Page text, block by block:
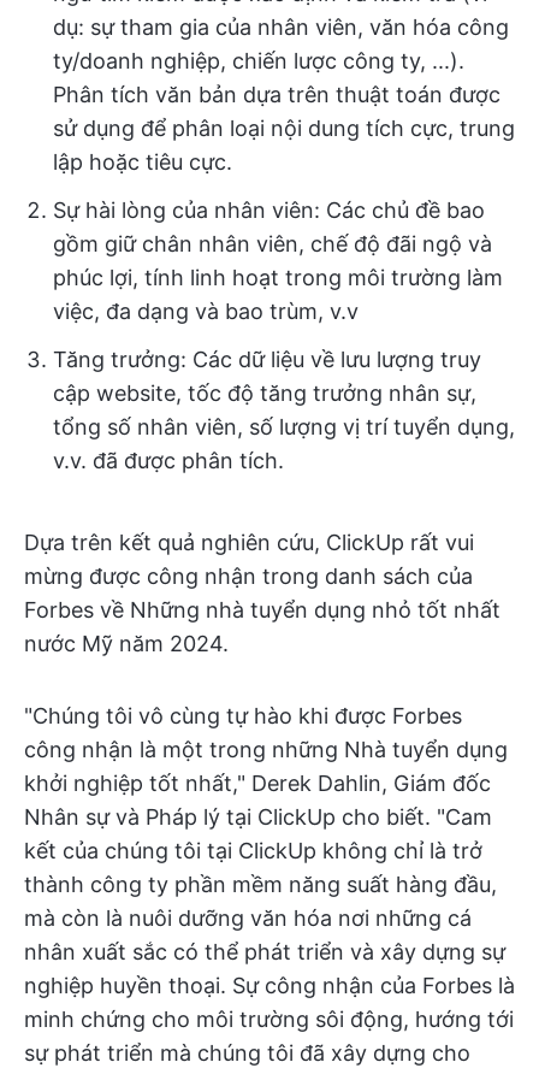
dụ: sự tham gia của nhân viên, văn hóa công
ty/doanh nghiệp, chiến lược công ty, ...).
Phân tích văn bản dựa trên thuật toán được
sử dụng để phân loại nội dung tích cực, trung
lập hoặc tiêu cực.
Sự hài lòng của nhân viên: Các chủ đề bao
gồm giữ chân nhân viên, chế độ đãi ngộ và
phúc lợi, tính linh hoạt trong môi trường làm
việc, đa dạng và bao trùm, v.v
Tăng trưởng: Các dữ liệu về lưu lượng truy
cập website, tốc độ tăng trưởng nhân sự,
tổng số nhân viên, số lượng vị trí tuyển dụng,
v.v. đã được phân tích.
Dựa trên kết quả nghiên cứu, ClickUp rất vui
mừng được công nhận trong danh sách của
Forbes về Những nhà tuyển dụng nhỏ tốt nhất
nước Mỹ năm 2024.
"Chúng tôi vô cùng tự hào khi được Forbes
công nhận là một trong những Nhà tuyển dụng
khởi nghiệp tốt nhất," Derek Dahlin, Giám đốc
Nhân sự và Pháp lý tại ClickUp cho biết. "Cam
kết của chúng tôi tại ClickUp không chỉ là trở
thành công ty phần mềm năng suất hàng đầu,
mà còn là nuôi dưỡng văn hóa nơi những cá
nhân xuất sắc có thể phát triển và xây dựng sự
nghiệp huyền thoại. Sự công nhận của Forbes là
minh chứng cho môi trường sôi động, hướng tới
sự phát triển mà chúng tôi đã xây dựng cho